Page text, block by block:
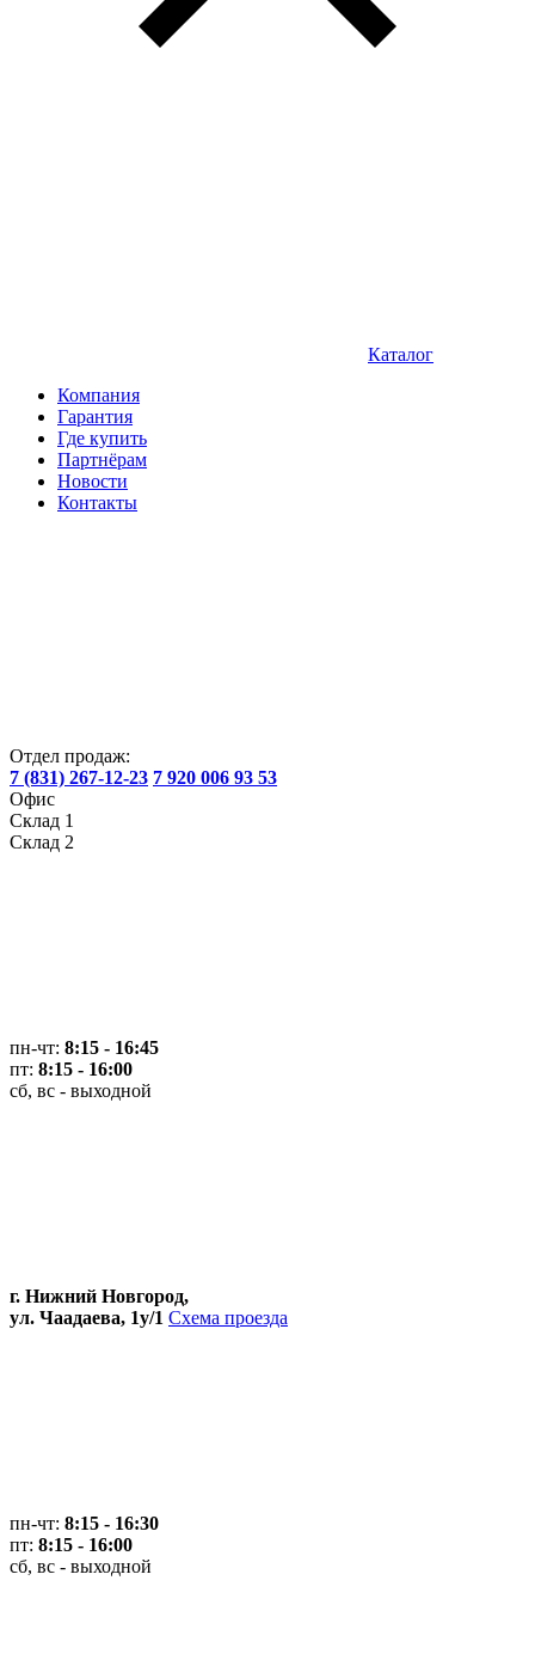
Каталог
Компания
Гарантия
Где купить
Партнёрам
Новости
Контакты
Отдел продаж:
7 (831) 267-12-23 7 920 006 93 53
Офис
Склад 1
Склад 2
пн-чт: 8:15 - 16:45
пт: 8:15 - 16:00
сб, вс - выходной
г. Нижний Новгород,
ул. Чаадаева, 1у/1 Схема проезда
пн-чт: 8:15 - 16:30
пт: 8:15 - 16:00
сб, вс - выходной